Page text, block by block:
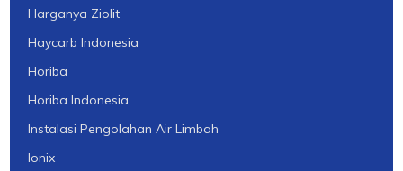
Harganya Ziolit
Haycarb Indonesia
Horiba
Horiba Indonesia
Instalasi Pengolahan Air Limbah
Ionix